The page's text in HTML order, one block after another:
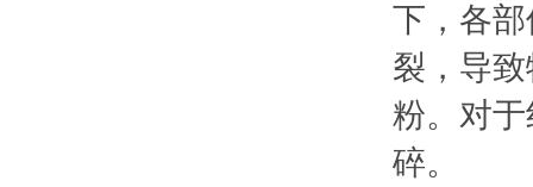
下，各
裂，导
粉。对
碎。